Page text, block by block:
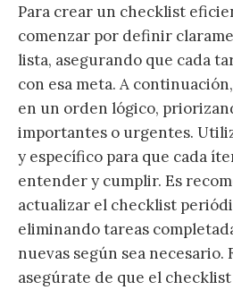
Para crear un checklist
comenzar por definir
lista, asegurando que cada
con esa meta. A
en un orden lógico,
importantes o urgentes.
y específico para que cada
entender y cumplir. Es
actualizar el checklist
eliminando tareas
nuevas según sea necesario.
asegúrate de que el checklist